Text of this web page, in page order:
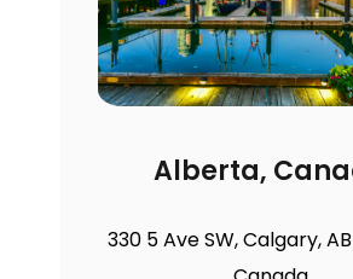
Alberta,
330 5 Ave SW, Calgary,